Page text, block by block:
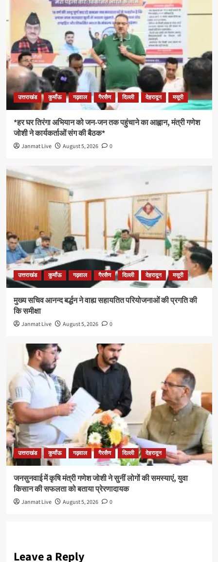
उत्तराखंड कुमाँऊ गढ़वाल गैरसैण दिल्ली देहरादून मसूरी
*हर घर तिरंगा अभियान को जन-जन तक पहुंचाने का आह्वान, मंत्री गणेश
जोशी ने कार्यकर्ताओं संग की बैठक*
Janmat Live August 5, 2026 0
उत्तराखंड कुमाँऊ गढ़वाल गैरसैण दिल्ली देहरादून मसूरी
मुख्य सचिव आनन्द बर्द्धन ने वाह्य सहायतित परियोजनाओं की प्रगति की
कि समीक्षा
Janmat Live August 5, 2026 0
उत्तराखंड कुमाँऊ गढ़वाल गैरसैण दिल्ली देहरादून
जनसुनवाई में कृषि मंत्री गणेश जोशी ने सुनीं लोगों की समस्याएं, युवा
किसान की सफलता को बताया प्रेरणादायक
Janmat Live August 5, 2026 0
Leave a Reply